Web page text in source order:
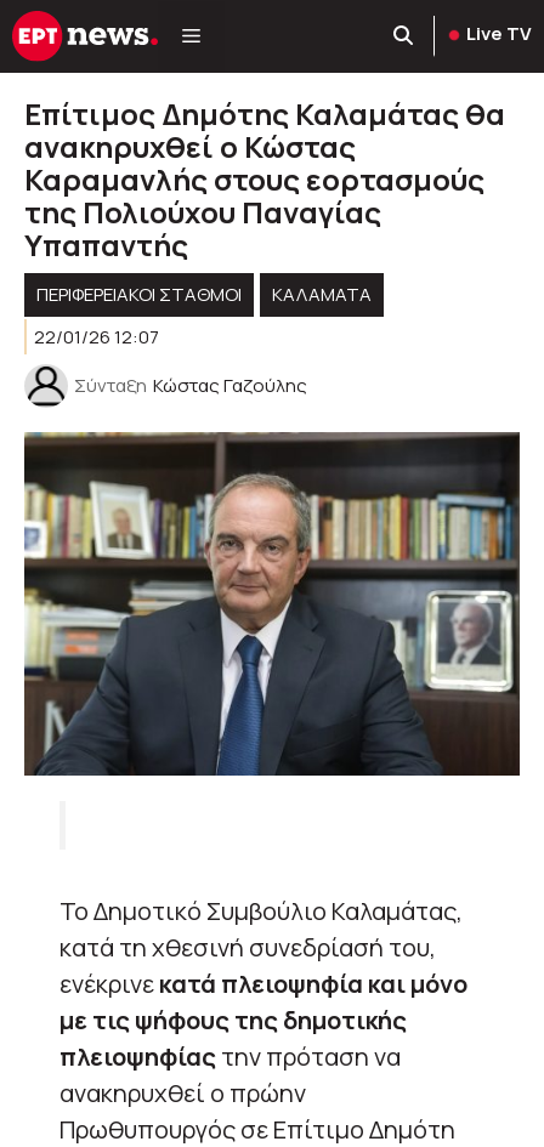
Μετάβαση
σε
Live TV
Επίτιμος Δημότης Καλαμάτας θα
ανακηρυχθεί ο Κώστας
Καραμανλής στους εορτασμούς
της Πολιούχου Παναγίας
Υπαπαντής
ΠΕΡΙΦΕΡΕΙΑΚΟΊ ΣΤΑΘΜΟΊ
ΚΑΛΑΜΑΤΑ
22/01/26 12:07
Σύνταξη Κώστας Γαζούλης
Το Δημοτικό Συμβούλιο Καλαμάτας,
κατά τη χθεσινή συνεδρίασή του,
ενέκρινεκατά πλειοψηφία και μόνο
με τις ψήφους της δημοτικής
πλειοψηφίαςτην πρόταση να
ανακηρυχθεί ο πρώην
Πρωθυπουργός σε Επίτιμο Δημότη